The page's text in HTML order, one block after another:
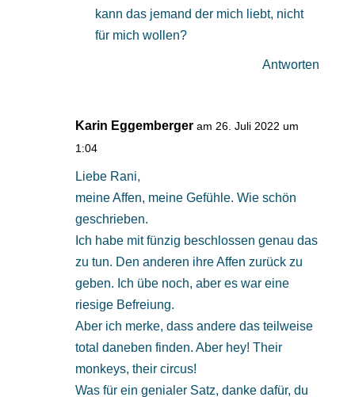
kann das jemand der mich liebt, nicht
für mich wollen?
Antworten
Karin Eggemberger am 26. Juli 2022 um
1:04
Liebe Rani,
meine Affen, meine Gefühle. Wie schön
geschrieben.
Ich habe mit fünzig beschlossen genau das
zu tun. Den anderen ihre Affen zurück zu
geben. Ich übe noch, aber es war eine
riesige Befreiung.
Aber ich merke, dass andere das teilweise
total daneben finden. Aber hey! Their
monkeys, their circus!
Was für ein genialer Satz, danke dafür, du